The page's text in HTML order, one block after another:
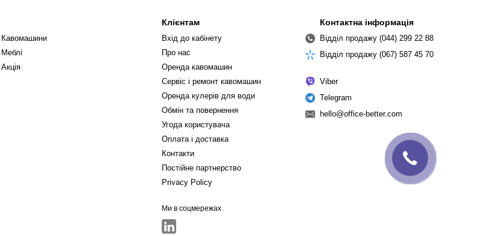
Кавомашини
Меблі
Акція
Клієнтам
Вхід до кабінету
Про нас
Оренда кавомашин
Сервіс і ремонт кавомашин
Оренда кулерів для води
Обмін та повернення
Угода користувача
Оплата і доставка
Контакти
Постійне партнерство
Privacy Policy
Ми в соцмережах
Контактна інформація
Відділ продажу (044) 299 22 88
Відділ продажу (067) 587 45 70
Viber
Telegram
hello@office-better.com